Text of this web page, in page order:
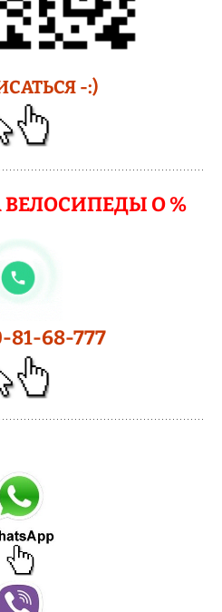
-:)
ВЕЛОСИПЕДЫ О %
81-68-777